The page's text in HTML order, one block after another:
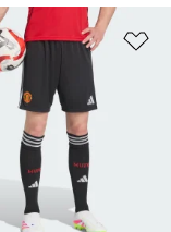
życzeń